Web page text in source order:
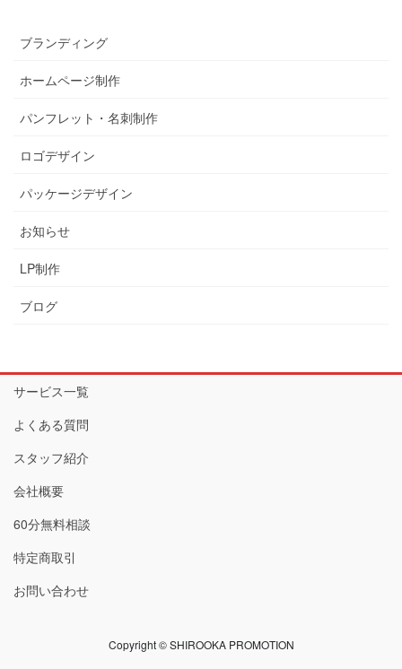
ブランディング
ホームページ制作
パンフレット・名刺制作
ロゴデザイン
パッケージデザイン
お知らせ
LP制作
ブログ
サービス一覧
よくある質問
スタッフ紹介
会社概要
60分無料相談
特定商取引
お問い合わせ
Copyright © SHIROOKA PROMOTION